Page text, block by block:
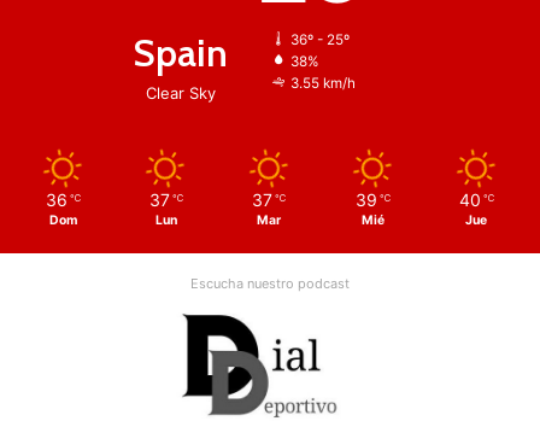
Spain
Clear Sky
36º - 25º
38%
3.55 km/h
36 ℃
Dom
37 ℃
Lun
37 ℃
Mar
39 ℃
Mié
40 ℃
Jue
Escucha nuestro podcast